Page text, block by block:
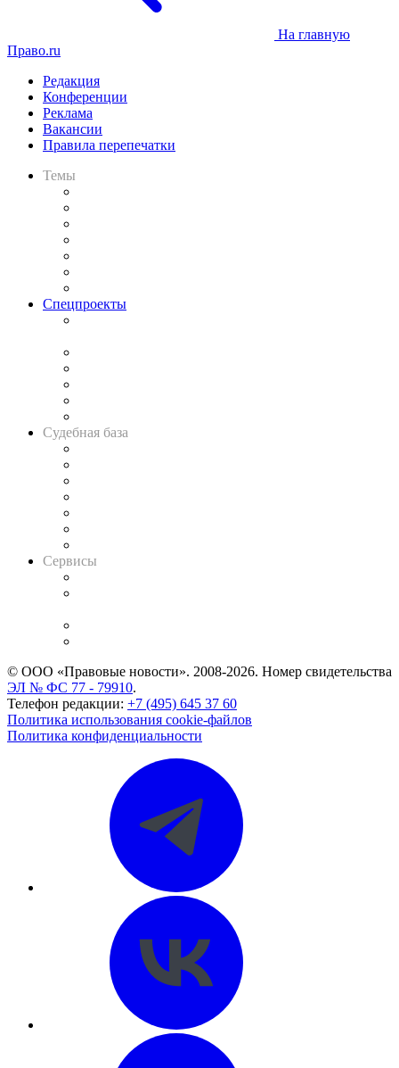
На главную
Право.ru
Редакция
Конференции
Реклама
Вакансии
Правила перепечатки
Темы
Спецпроекты
Судебная база
Сервисы
© ООО «Правовые новости». 2008-2026. Номер свидетельства
ЭЛ № ФС 77 - 79910.
Телефон редакции: +7 (495) 645 37 60
Политика использования cookie-файлов
Политика конфиденциальности